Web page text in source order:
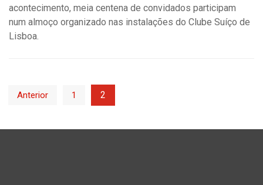
acontecimento, meia centena de convidados participam
num almoço organizado nas instalações do Clube Suíço de
Lisboa.
Paginação
conteúdos
Anterior 1 2